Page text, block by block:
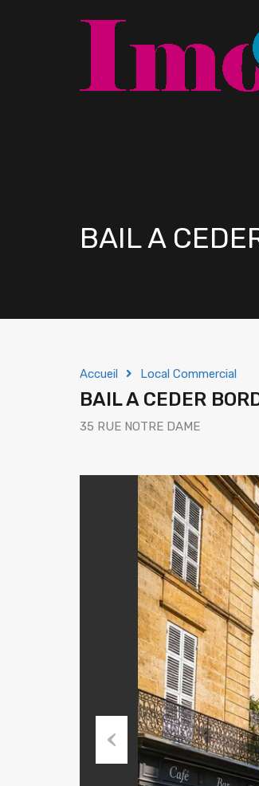
BAIL A
Accueil Local Commercial
BAIL A CEDER
35 RUE NOTRE DAME
Previous